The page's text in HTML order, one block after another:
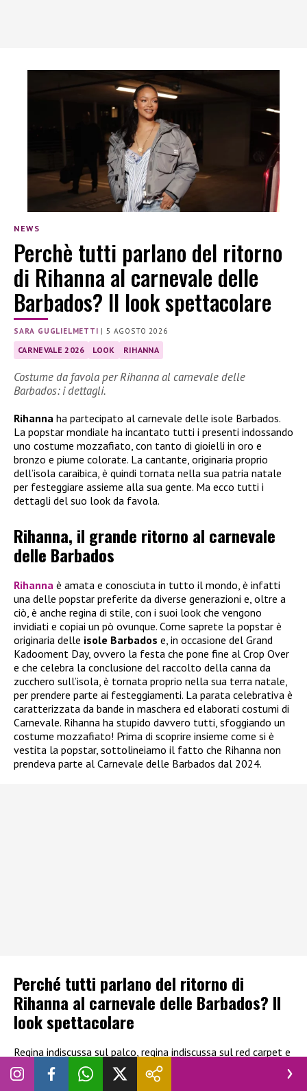
NEWS
Perchè tutti parlano del ritorno
di Rihanna al carnevale delle
Barbados? Il look spettacolare
SARA GUGLIELMETTI | 5 AGOSTO 2026
CARNEVALE 2026 LOOK RIHANNA
Costume da favola per Rihanna al carnevale delle
Barbados: i dettagli.
Rihanna ha partecipato al carnevale delle isole Barbados.
La popstar mondiale ha incantato tutti i presenti indossando
uno costume mozzafiato, con tanto di gioielli in oro e
bronzo e piume colorate. La cantante, originaria proprio
dell’isola caraibica, è quindi tornata nella sua patria natale
per festeggiare assieme alla sua gente. Ma ecco tutti i
dettagli del suo look da favola.
Rihanna, il grande ritorno al carnevale
delle Barbados
Rihanna è amata e conosciuta in tutto il mondo, è infatti
una delle popstar preferite da diverse generazioni e, oltre a
ciò, è anche regina di stile, con i suoi look che vengono
invidiati e copiai un pò ovunque. Come saprete la popstar è
originaria delle isole Barbados e, in occasione del Grand
Kadooment Day, ovvero la festa che pone fine al Crop Over
e che celebra la conclusione del raccolto della canna da
zucchero sull’isola, è tornata proprio nella sua terra natale,
per prendere parte ai festeggiamenti. La parata celebrativa è
caratterizzata da bande in maschera ed elaborati costumi di
Carnevale. Rihanna ha stupido davvero tutti, sfoggiando un
costume mozzafiato! Prima di scoprire insieme come si è
vestita la popstar, sottolineiamo il fatto che Rihanna non
prendeva parte al Carnevale delle Barbados dal 2024.
Perché tutti parlano del ritorno di
Rihanna al carnevale delle Barbados? Il
look spettacolare
Regina indiscussa sul palco, regina indiscussa sul red carpet e
ora anche regina indiscussa del Carnevale delle Barbados.
Rihanna ha lasciato tutti i presenti ai festeggiamenti